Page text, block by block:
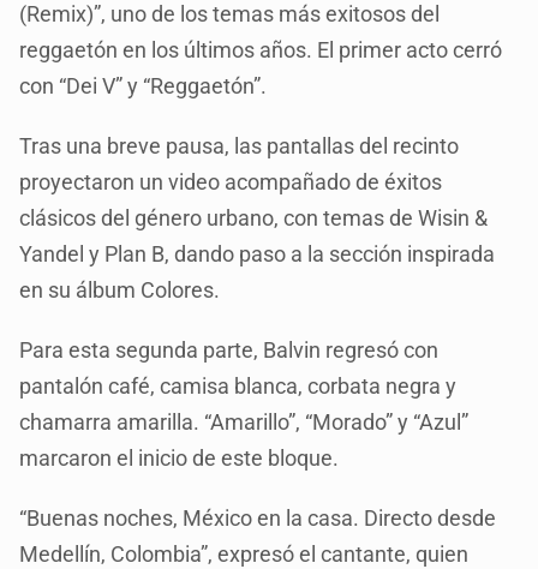
(Remix)”, uno de los temas más exitosos del
reggaetón en los últimos años. El primer acto cerró
con “Dei V” y “Reggaetón”.
Tras una breve pausa, las pantallas del recinto
proyectaron un video acompañado de éxitos
clásicos del género urbano, con temas de Wisin &
Yandel y Plan B, dando paso a la sección inspirada
en su álbum Colores.
Para esta segunda parte, Balvin regresó con
pantalón café, camisa blanca, corbata negra y
chamarra amarilla. “Amarillo”, “Morado” y “Azul”
marcaron el inicio de este bloque.
“Buenas noches, México en la casa. Directo desde
Medellín, Colombia”, expresó el cantante, quien